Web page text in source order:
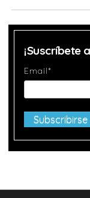
¡Suscríbete
Email*